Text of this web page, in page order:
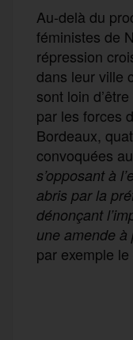
Au-delà du
féministes de
répression
dans leur ville
sont loin
par les forces
Bordeaux,
convoquées
s’opposant à
abris par la
dénonçant
une amende à
par exemple